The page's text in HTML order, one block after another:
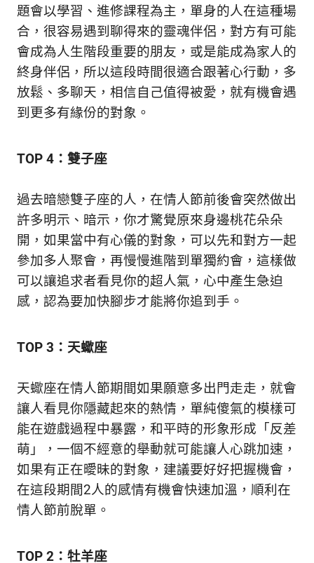
鮮
內
容，
讓
獨
一
無
二
和
一
起
找
到
專
屬
的
生
度。
題會以學習、進修課程為主，單身的人在這種場
合，很容易遇到聊得來的靈魂伴侶，對方有可能
會成為人生階段重要的朋友，或是能成為家人的
終身伴侶，所以這段時間很適合跟著心行動，多
放鬆、多聊天，相信自己值得被愛，就有機會遇
到更多有緣份的對象。
TOP 4：雙子座
過去暗戀雙子座的人，在情人節前後會突然做出
許多明示、暗示，你才驚覺原來身邊桃花朵朵
開，如果當中有心儀的對象，可以先和對方一起
參加多人聚會，再慢慢進階到單獨約會，這樣做
可以讓追求者看見你的超人氣，心中產生急迫
感，認為要加快腳步才能將你追到手。
TOP 3：天蠍座
天蠍座在情人節期間如果願意多出門走走，就會
讓人看見你隱藏起來的熱情，單純傻氣的模樣可
能在遊戲過程中暴露，和平時的形象形成「反差
萌」，一個不經意的舉動就可能讓人心跳加速，
如果有正在曖昧的對象，建議要好好把握機會，
在這段期間2人的感情有機會快速加溫，順利在
情人節前脫單。
TOP 2：牡羊座